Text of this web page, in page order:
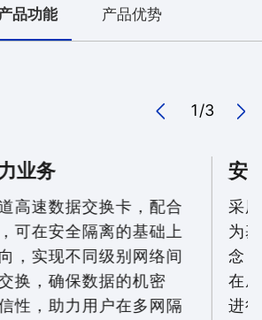
品功能 产品优势
1/3
业务
高速数据交换卡，配合
可在安全隔离的基础上
，实现不同级别网络间
换，确保数据的机密
性，助力用户在多网隔
安
采
为
念
在
进